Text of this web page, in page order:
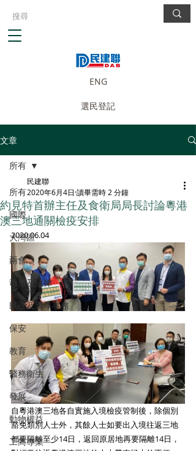
ENG
選民登記
文章
所有
國際
大灣區
兩會
司法及法律
民政及青年事務
保安
教育
醫務衛生
發展
動物權益
工商專業
所有
約見特首辦主任及食衛局局長討論粵港
澳三地通關檢疫安排
民建聯
2020年6月4日 讀畢需時 2 分鐘
2020.06.04
自粵港澳三地各自實施入境檢疫管制後，除個別
豁免類別人士外，其餘人士如要出入境往返三地
都要隔離至少14日，返回原居地再要隔離14日，